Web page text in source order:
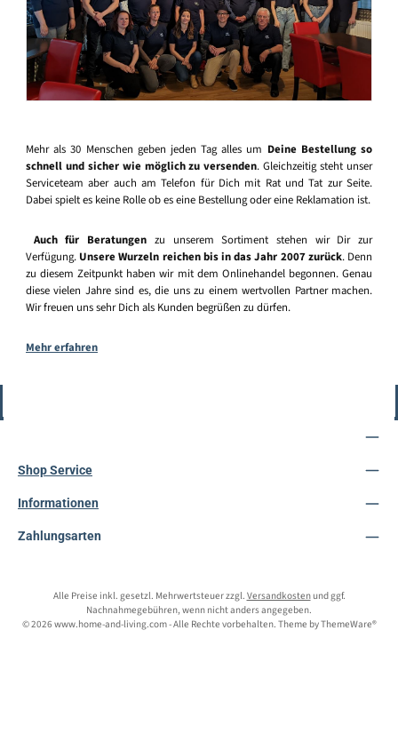
Mehr als 30 Menschen geben jeden Tag alles um Deine Bestellung so
schnell und sicher wie möglich zu versenden. Gleichzeitig steht unser
Serviceteam aber auch am Telefon für Dich mit Rat und Tat zur Seite.
Dabei spielt es keine Rolle ob es eine Bestellung oder eine Reklamation ist.
Auch für Beratungen zu unserem Sortiment stehen wir Dir zur
Verfügung. Unsere Wurzeln reichen bis in das Jahr 2007 zurück. Denn
zu diesem Zeitpunkt haben wir mit dem Onlinehandel begonnen. Genau
diese vielen Jahre sind es, die uns zu einem wertvollen Partner machen.
Wir freuen uns sehr Dich als Kunden begrüßen zu dürfen.
Mehr erfahren
Shop Service
Informationen
Zahlungsarten
Alle Preise inkl. gesetzl. Mehrwertsteuer zzgl. Versandkostenund ggf.
Nachnahmegebühren, wenn nicht anders angegeben.
© 2026 www.home-and-living.com - Alle Rechte vorbehalten. Theme byThemeWare®